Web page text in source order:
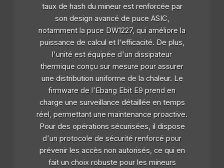
taux de hash du mineur est renforcée par
son design avancé de puce ASIC,
notamment la puce DW1227, qui améliore la
puissance de calcul et l'efficacité. De plus,
l'unité est équipée d'un dissipateur
thermique conçu sur mesure pour assurer
une distribution uniforme de la chaleur. Le
firmware de l'Ebang Ebit E9 prend en
charge une surveillance détaillée en temps
réel, permettant une maintenance proactive.
Pour des opérations sécurisées, il dispose
d'un protocole de sécurité renforcé pour
prévenir les accès non autorisés, ce qui en
fait un choix robuste pour les mineurs